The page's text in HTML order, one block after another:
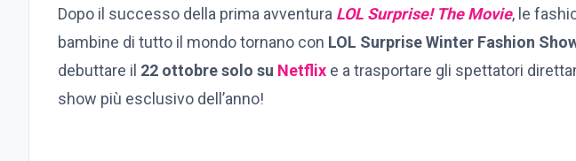
Dopo il successo della prima avventura LOL Surprise! The Movie, le
bambine di tutto il mondo tornano con LOL Surprise Winter Fashion
debuttare il 22 ottobre solo su Netflix e a trasportare gli spettatori
show più esclusivo dell’anno!